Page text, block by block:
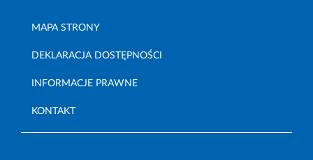
MAPA STRONY
DEKLARACJA DOSTĘPNOŚCI
INFORMACJE PRAWNE
KONTAKT